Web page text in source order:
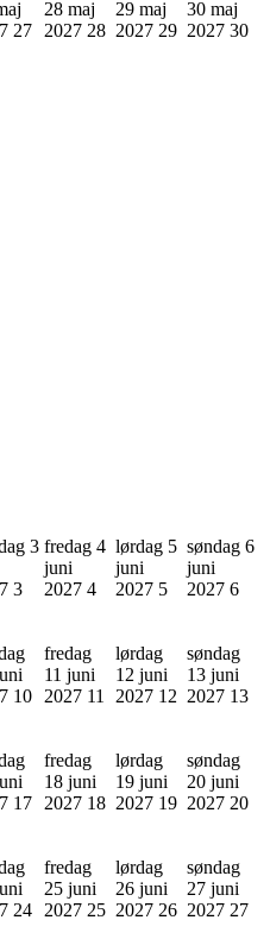
27
28 maj
2027 28
29 maj
2027 29
30 maj
2027 30
3
3
fredag 4
juni
2027 4
lørdag 5
juni
2027 5
søndag 6
juni
2027 6
10
fredag
11 juni
2027 11
lørdag
12 juni
2027 12
søndag
13 juni
2027 13
17
fredag
18 juni
2027 18
lørdag
19 juni
2027 19
søndag
20 juni
2027 20
24
fredag
25 juni
2027 25
lørdag
26 juni
2027 26
søndag
27 juni
2027 27